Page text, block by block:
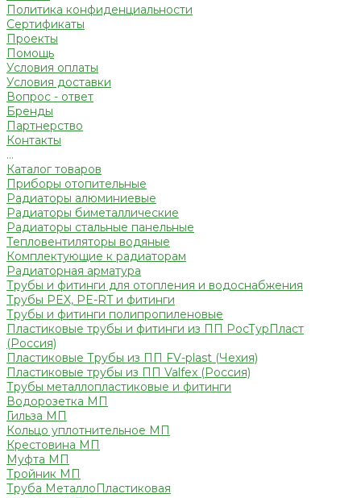
Политика конфиденциальности
Сертификаты
Проекты
Помощь
Условия оплаты
Условия доставки
Вопрос - ответ
Бренды
Партнерство
Контакты
...
Каталог товаров
Приборы отопительные
Радиаторы алюминиевые
Радиаторы биметаллические
Радиаторы стальные панельные
Тепловентиляторы водяные
Комплектующие к радиаторам
Радиаторная арматура
Трубы и фитинги для отопления и водоснабжения
Трубы PEX, PE-RT и фитинги
Трубы и фитинги полипропиленовые
Пластиковые трубы и фитинги из ПП РосТурПласт
(Россия)
Пластиковые Трубы из ПП FV-plast (Чехия)
Пластиковые трубы из ПП Valfex (Россия)
Трубы металлопластиковые и фитинги
Водорозетка МП
Гильза МП
Кольцо уплотнительное МП
Крестовина МП
Муфта МП
Тройник МП
Труба МеталлоПластиковая